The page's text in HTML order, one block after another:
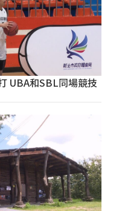
UBA和SBL同場競技